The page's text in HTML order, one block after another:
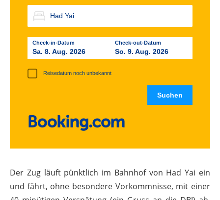
Check-in-Datum
Sa. 8. Aug. 2026
Check-out-Datum
So. 9. Aug. 2026
Reisedatum noch unbekannt
Der Zug läuft pünktlich im Bahnhof von Had Yai ein
und fährt, ohne besondere Vorkommnisse, mit einer